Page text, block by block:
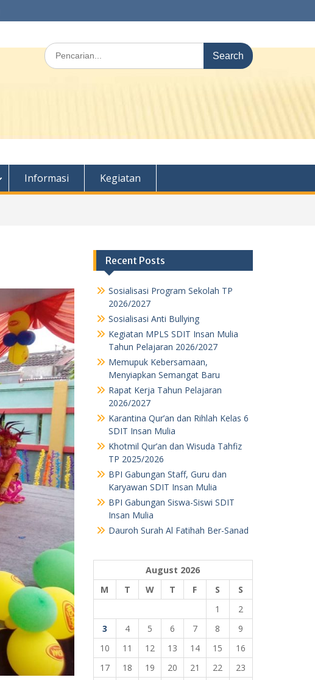
Search
for:
Informasi Kegiatan
Recent Posts
Sosialisasi Program Sekolah TP
2026/2027
Sosialisasi Anti Bullying
Kegiatan MPLS SDIT Insan Mulia
Tahun Pelajaran 2026/2027
Memupuk Kebersamaan,
Menyiapkan Semangat Baru
Rapat Kerja Tahun Pelajaran
2026/2027
Karantina Qur’an dan Rihlah Kelas 6
SDIT Insan Mulia
Khotmil Qur’an dan Wisuda Tahfiz
TP 2025/2026
BPI Gabungan Staff, Guru dan
Karyawan SDIT Insan Mulia
BPI Gabungan Siswa-Siswi SDIT
Insan Mulia
Dauroh Surah Al Fatihah Ber-Sanad
August 2026
M
T W T F S
S
1
2
3
4 5 6 7 8
9
10
11 12 13 14 15
16
17
18 19 20 21 22
23